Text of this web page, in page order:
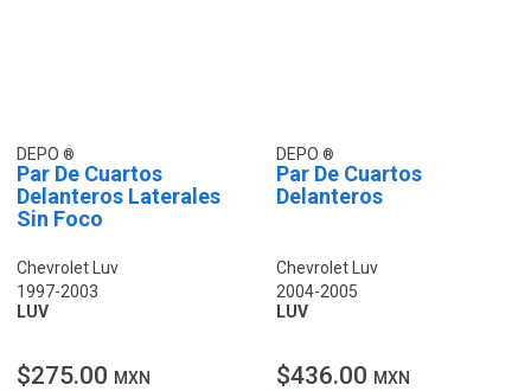
DEPO
Par De Cuartos
Delanteros Laterales
Sin Foco
Chevrolet Luv
1997-2003
LUV
$275.00 MXN
DEPO
Par De Cuartos
Delanteros
Chevrolet Luv
2004-2005
LUV
$436.00 MXN